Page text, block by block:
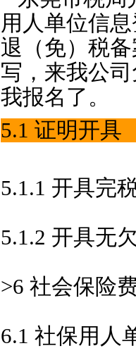
用人单位信
退（免）税
写，来我公
我报名了。
5.1 证明开具
5.1.1 开具完
5.1.2 开具无
>6 社会保险
6.1 社保用人